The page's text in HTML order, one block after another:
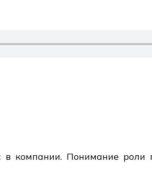
в компании. Понимание роли